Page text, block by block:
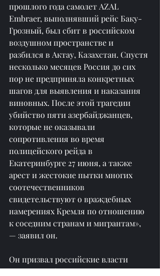
прошлого года самолет AZAL
Embraer, выполнявший рейс Баку-
Грозный, был сбит в российском
воздушном пространстве и
разбился в Актау, Казахстан. Спустя
несколько месяцев Россия до сих
пор не предприняла конкретных
шагов для выявления и наказания
виновных. После этой трагедии
убийство пяти азербайджанцев,
которые не оказывали
сопротивления во время
полицейского рейда в
Екатеринбурге 27 июня, а также
арест и жестокие пытки многих
соотечественников
свидетельствуют о враждебных
намерениях Кремля по отношению
к соседним странам и мигрантам»,
— заявил он.
Он призвал российские власти
провести объективное